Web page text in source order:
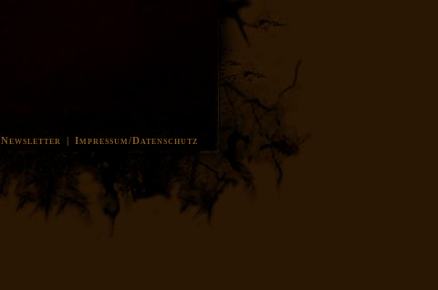
Newsletter | Impressum/Datenschutz